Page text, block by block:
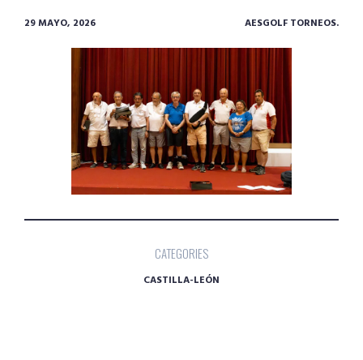
29 MAYO, 2026 AESGOLF TORNEOS.
CATEGORIES
CASTILLA-LEÓN